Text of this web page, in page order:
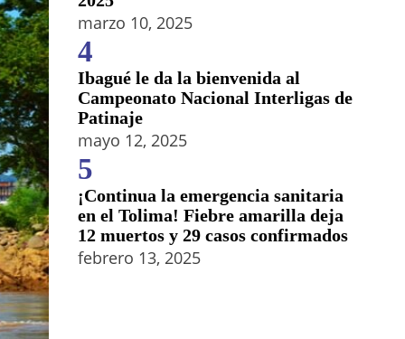
marzo 10, 2025
4
Ibagué le da la bienvenida al
Campeonato Nacional Interligas de
Patinaje
mayo 12, 2025
5
¡Continua la emergencia sanitaria
en el Tolima! Fiebre amarilla deja
12 muertos y 29 casos confirmados
febrero 13, 2025